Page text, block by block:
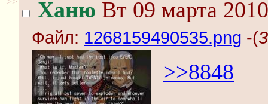
Ханю Вт 09 марта
Файл: 1268159490535.png -(
>>8848